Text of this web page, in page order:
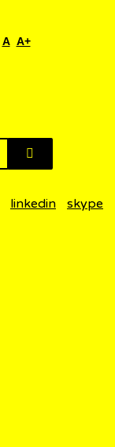
A A+
linkedin skype